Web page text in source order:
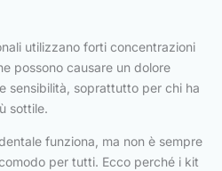
utilizzano forti concentrazioni
possono causare un dolore
sensibilità, soprattutto per chi ha
sottile.
funziona, ma non è sempre
per tutti. Ecco perché i kit